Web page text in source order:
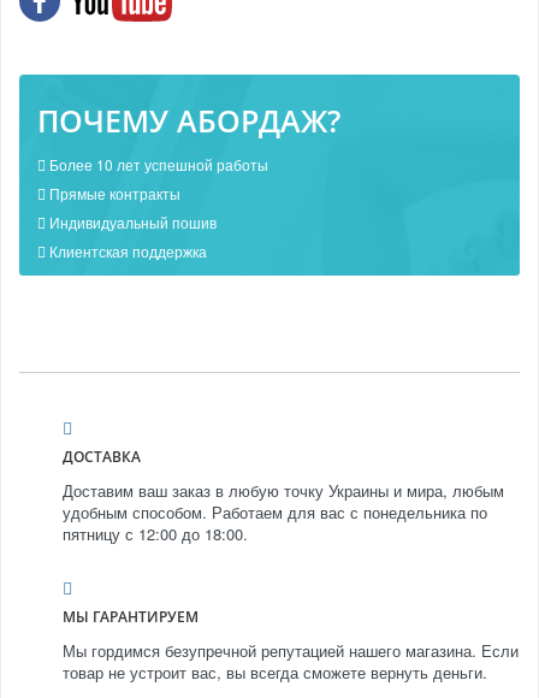
ПОЧЕМУ АБОРДАЖ?
Более 10 лет успешной работы
Прямые контракты
Индивидуальный пошив
Клиентская поддержка
ДОСТАВКА
Доставим ваш заказ в любую точку Украины и мира, любым
удобным способом. Работаем для вас с понедельника по
пятницу с 12:00 до 18:00.
МЫ ГАРАНТИРУЕМ
Мы гордимся безупречной репутацией нашего магазина. Если
товар не устроит вас, вы всегда сможете вернуть деньги.